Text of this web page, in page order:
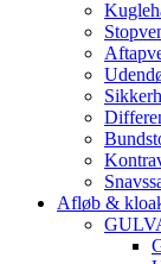
Afløb &